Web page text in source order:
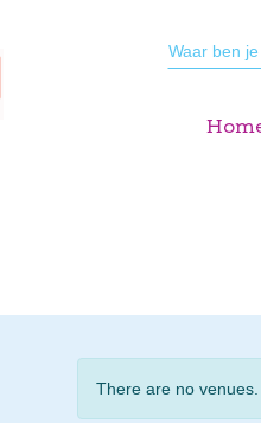
There are no venues.